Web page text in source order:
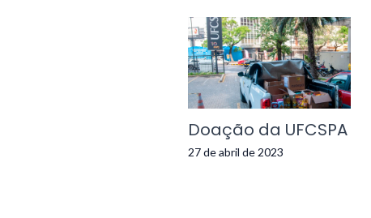
Doação da UFCSPA
27 de abril de 2023